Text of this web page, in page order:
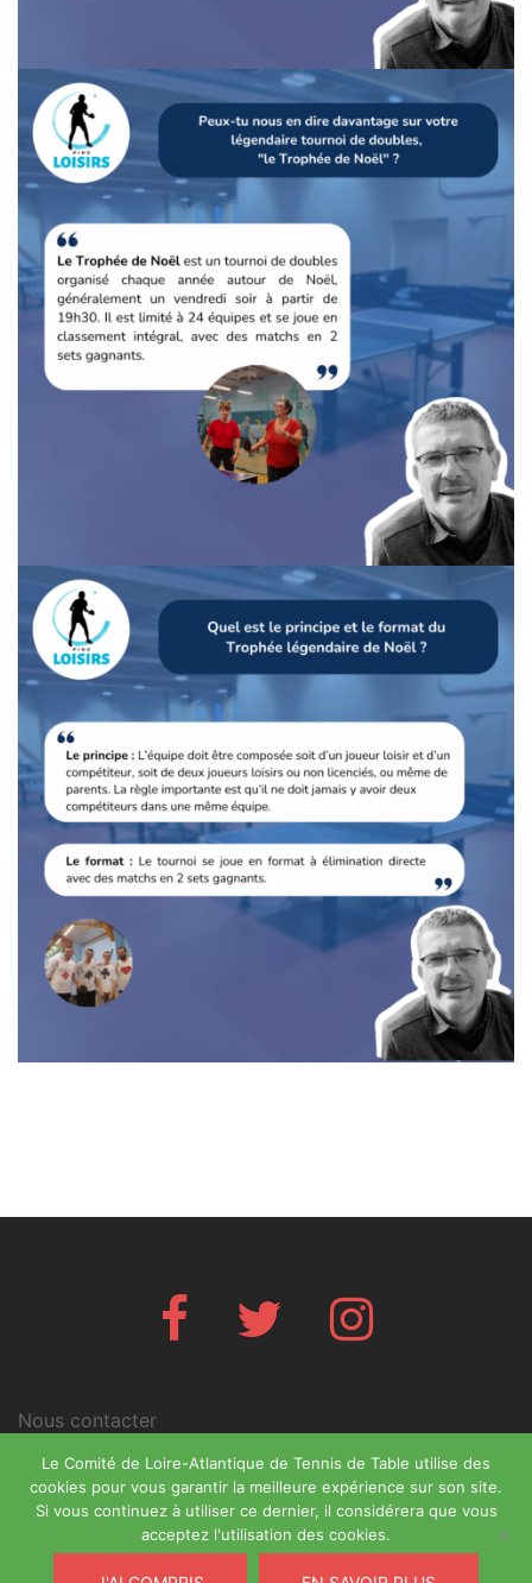
Facebook Twitter Instagram
Nous contacter
Mentions légales
Le Comité de Loire-Atlantique de Tennis de Table utilise des
cookies pour vous garantir la meilleure expérience sur son site.
Si vous continuez à utiliser ce dernier, il considérera que vous
acceptez l'utilisation des cookies.